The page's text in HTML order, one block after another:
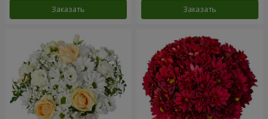
Заказать Заказать